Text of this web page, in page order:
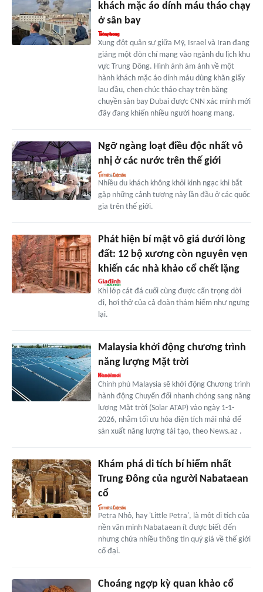
khách mặc áo dính máu tháo chạy
ở sân bay
Xung đột quân sự giữa Mỹ, Israel và Iran đang
giáng một đòn chí mạng vào ngành du lịch khu
vực Trung Đông. Hình ảnh ám ảnh về một
hành khách mặc áo dính máu dùng khăn giấy
lau đầu, chen chúc tháo chạy trên băng
chuyền sân bay Dubai được CNN xác minh mới
đây đang khiến nhiều người hoang mang.
Ngỡ ngàng loạt điều độc nhất vô
nhị ở các nước trên thế giới
Nhiều du khách không khỏi kinh ngạc khi bắt
gặp những cảnh tượng này lần đầu ở các quốc
gia trên thế giới.
Phát hiện bí mật vô giá dưới lòng
đất: 12 bộ xương còn nguyên vẹn
khiến các nhà khảo cổ chết lặng
Khi lớp cát đá cuối cùng được cẩn trọng dời
đi, hơi thở của cả đoàn thám hiểm như ngưng
lại.
Malaysia khởi động chương trình
năng lượng Mặt trời
Chính phủ Malaysia sẽ khởi động Chương trình
hành động Chuyển đổi nhanh chóng sang năng
lượng Mặt trời (Solar ATAP) vào ngày 1-1-
2026, nhằm tối ưu hóa diện tích mái nhà để
sản xuất năng lượng tái tạo, theo News.az .
Khám phá di tích bí hiểm nhất
Trung Đông của người Nabataean
cổ
Petra Nhỏ, hay 'Little Petra', là một di tích của
nền văn minh Nabataean ít được biết đến
nhưng chứa nhiều thông tin quý giá về thế giới
cổ đại.
Choáng ngợp kỳ quan khảo cổ